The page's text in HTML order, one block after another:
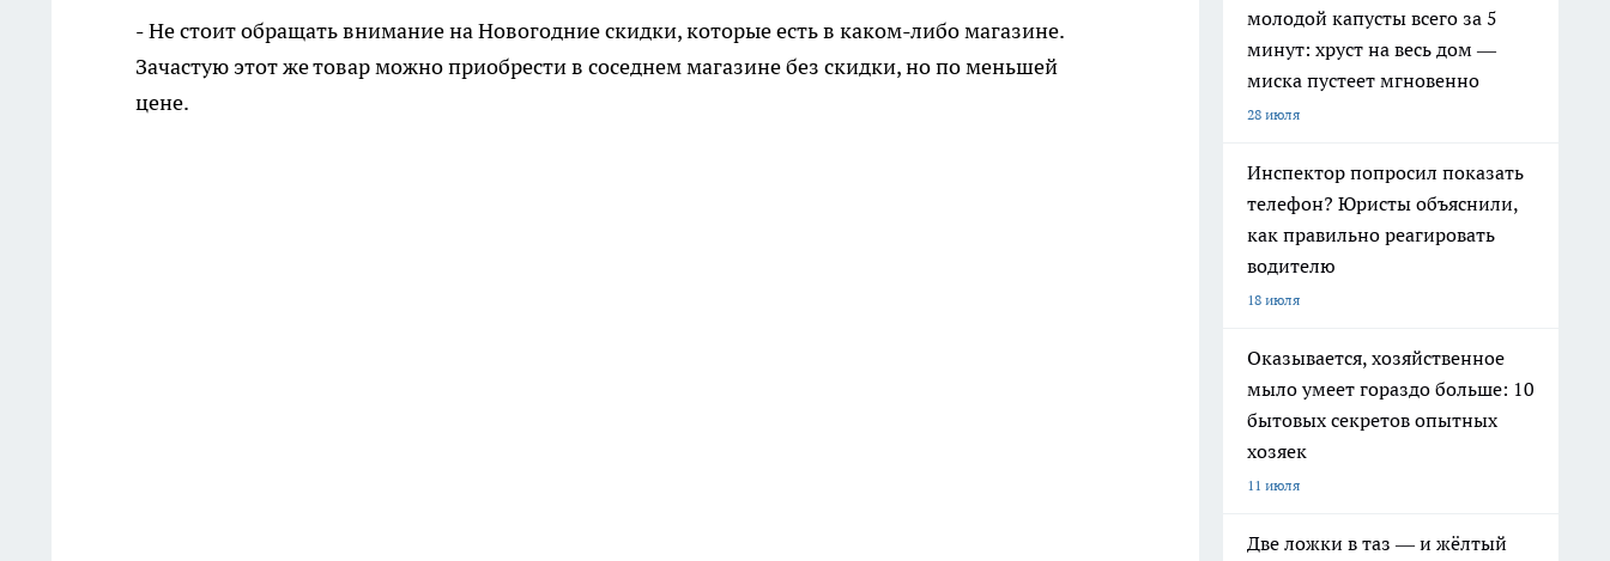
-Не стоит обращать внимание на Новогодние скидки, которые есть в каком-либо магазине.
Зачастую этот же товар можно приобрести в соседнем магазине без скидки, но по меньшей
цене.
молодой капусты всего за 5
минут: хруст на весь дом —
миска пустеет мгновенно
28 июля
Инспектор попросил показать
телефон? Юристы объяснили,
как правильно реагировать
водителю
18 июля
Оказывается, хозяйственное
мыло умеет гораздо больше: 10
бытовых секретов опытных
хозяек
11 июля
Две ложки в таз — и жёлтый